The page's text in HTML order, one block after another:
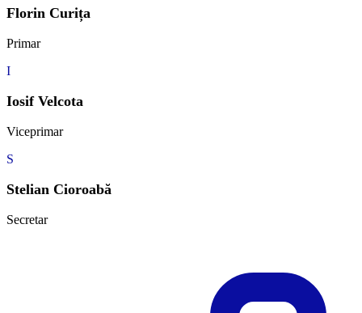
Florin Curița
Primar
I
Iosif Velcota
Viceprimar
S
Stelian Cioroabă
Secretar